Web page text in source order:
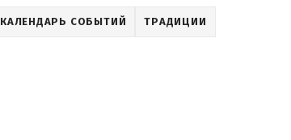
КАЛЕНДАРЬ СОБЫТИЙ ТРАДИЦИИ